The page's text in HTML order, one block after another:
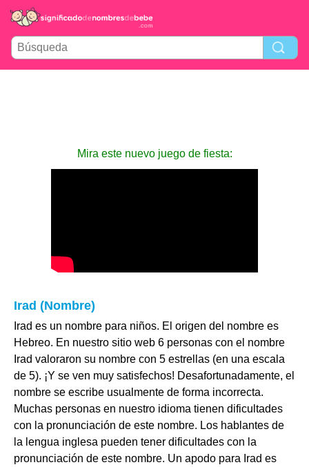
Mira este nuevo juego de fiesta:
Irad (Nombre)
Irad es un nombre para niños. El origen del nombre es
Hebreo. En nuestro sitio web 6 personas con el nombre
Irad valoraron su nombre con 5 estrellas (en una escala
de 5). ¡Y se ven muy satisfechos! Desafortunadamente, el
nombre se escribe usualmente de forma incorrecta.
Muchas personas en nuestro idioma tienen dificultades
con la pronunciación de este nombre. Los hablantes de
la lengua inglesa pueden tener dificultades con la
pronunciación de este nombre. Un apodo para Irad es